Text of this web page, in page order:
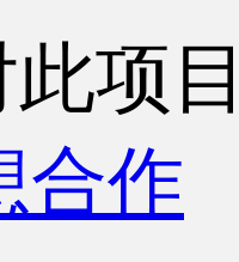
项
合作